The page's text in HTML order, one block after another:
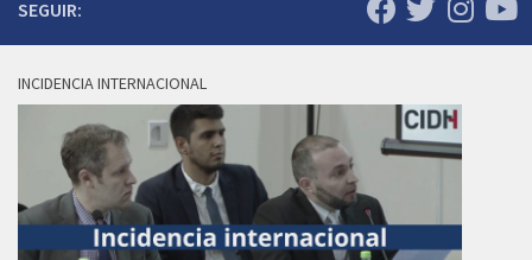
SEGUIR:
INCIDENCIA INTERNACIONAL